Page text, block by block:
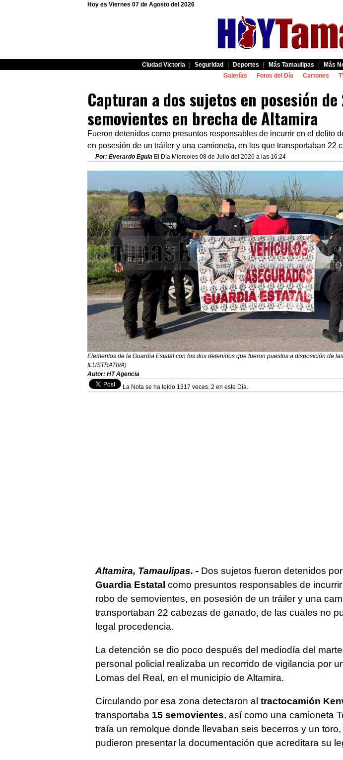
Hoy es Viernes 07 de Agosto del 2026
Ciudad Victoria Seguridad Deportes Más Tamaulipas Más
Galerías
Fotos del Día Cartones
Capturan a dos sujetos en posesión de
semovientes en brecha de Altamira
Fueron detenidos como presuntos responsables de incurrir en el delito
en posesión de un tráiler y una camioneta, en los que transportaban 22
Por: Everardo Eguia El Día Miercoles 08 de Julio del 2026 a las 16:24
Elementos de la Guardia Estatal con los dos detenidos que fueron puestos a disposición de
ILUSTRATIVA)
Autor: HT Agencia
La Nota se ha leido 1317 veces. 2 en este Día.
Altamira, Tamaulipas. - Dos sujetos fueron detenidos
Guardia Estatal como presuntos responsables de
robo de semovientes, en posesión de un tráiler y una
transportaban 22 cabezas de ganado, de las cuales no
legal procedencia.
La detención se dio poco después del mediodía del
personal policial realizaba un recorrido de vigilancia por
Lomas del Real, en el municipio de Altamira.
Circulando por esa zona detectaron al tractocamión
transportaba 15 semovientes, así como una camioneta
traía un remolque donde llevaban seis becerros y un
pudieron presentar la documentación que acreditara su